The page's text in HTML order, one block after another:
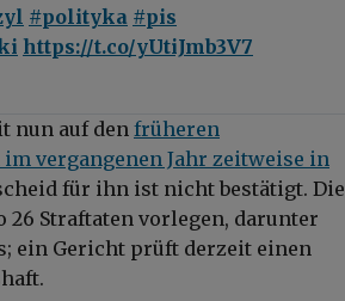
#polityka #pis
https://t.co/yUtiJmb3V7
nun auf den früheren
vergangenen Jahr zeitweise in
für ihn ist nicht bestätigt. Die
Straftaten vorlegen, darunter
ein Gericht prüft derzeit einen